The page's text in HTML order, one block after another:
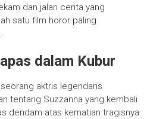
dan jalan cerita yang
satu film horor paling
dalam Kubur
aktris legendaris
tentang Suzzanna yang kembali
dendam atas kematian tragisnya.